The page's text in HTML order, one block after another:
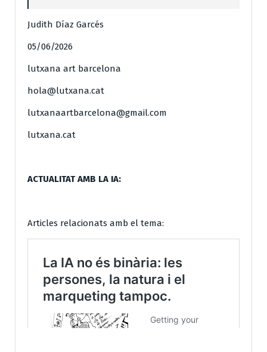
Judith Díaz Garcés
05/06/2026
lutxana art barcelona
hola@lutxana.cat
lutxanaartbarcelona@gmail.com
lutxana.cat
ACTUALITAT AMB LA IA:
Articles relacionats amb el tema: